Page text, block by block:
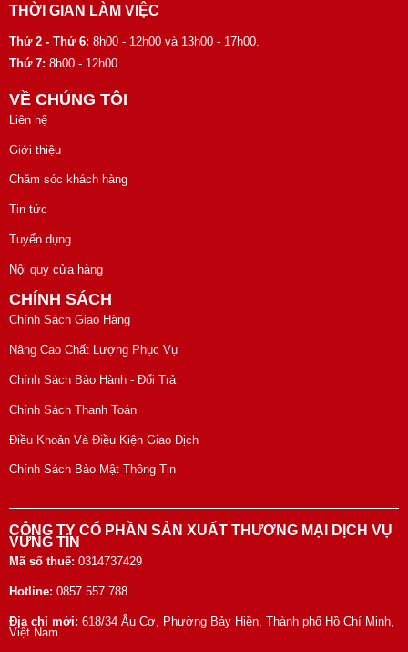
THỜI GIAN LÀM VIỆC
Thứ 2 - Thứ 6: 8h00 - 12h00 và 13h00 - 17h00.
Thứ 7: 8h00 - 12h00.
VỀ CHÚNG TÔI
Liên hệ
Giới thiệu
Chăm sóc khách hàng
Tin tức
Tuyển dụng
Nội quy cửa hàng
CHÍNH SÁCH
Chính Sách Giao Hàng
Nâng Cao Chất Lượng Phục Vụ
Chính Sách Bảo Hành - Đổi Trả
Chính Sách Thanh Toán
Điều Khoản Và Điều Kiện Giao Dịch
Chính Sách Bảo Mật Thông Tin
CÔNG TY CỔ PHẦN SẢN XUẤT THƯƠNG MẠI DỊCH VỤ
VỮNG TÍN
Mã số thuế: 0314737429
Hotline: 0857 557 788
Địa chỉ mới: 618/34 Âu Cơ, Phường Bảy Hiền, Thành phố Hồ Chí Minh,
Việt Nam.